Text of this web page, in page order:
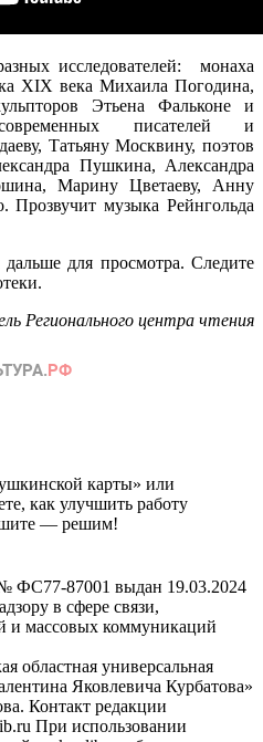
исследователей: монаха
XIX века Михаила Погодина,
Этьена Фальконе и
писателей и
Татьяну Москвину, поэтов
Пушкина, Александра
Марину Цветаеву, Анну
Прозвучит музыка Рейнгольда
для просмотра. Следите
Регионального центра чтения
карты» или
как улучшить работу
— решим!
ФС77-87001 выдан 19.03.2024
в сфере связи,
и массовых коммуникаций
областная универсальная
Яковлевича Курбатова»
Контакт редакции
При использовании